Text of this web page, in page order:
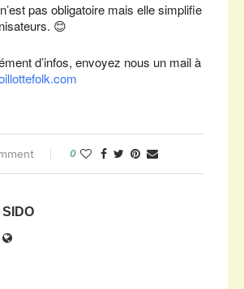
pas obligatoire mais elle simplifie
😊
d’infos, envoyez nous un mail à
0
SIDO